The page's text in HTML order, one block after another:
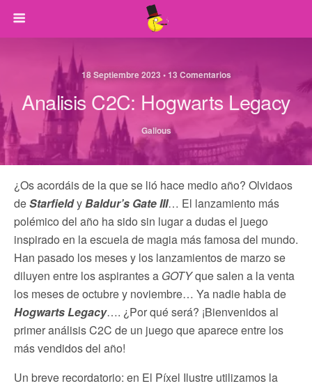
18 Septiembre 2023 • 13 Comentarios
Analisis C2C: Hogwarts Legacy
Galious
¿Os acordáis de la que se lió hace medio año? Olvidaos
deStarfieldyBaldur’s Gate III… El lanzamiento más
polémico del año ha sido sin lugar a dudas el juego
inspirado en la escuela de magia más famosa del mundo.
Han pasado los meses y los lanzamientos de marzo se
diluyen entre los aspirantes a GOTYque salen a la venta
los meses de octubre y noviembre… Ya nadie habla de
Hogwarts Legacy…. ¿Por qué será? ¡Bienvenidos al
primer análisis C2C de un juego que aparece entre los
más vendidos del año!
Un breve recordatorio: en El Píxel Ilustre utilizamos la